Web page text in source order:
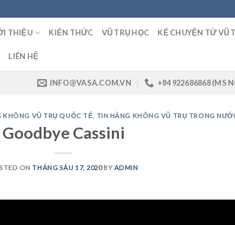
THIỆU KIẾN THỨC VŨ TRỤ HỌC KỂ CHUYỆN TỪ VŨ
LIÊN HỆ
INFO@VASA.COM.VN +84 922686868 (MS
KHÔNG VŨ TRỤ QUỐC TẾ TIN HÀNG KHÔNG VŨ TRỤ TRONG
Goodbye Cassini
ON THÁNG SÁU 17, 2020BY ADMIN